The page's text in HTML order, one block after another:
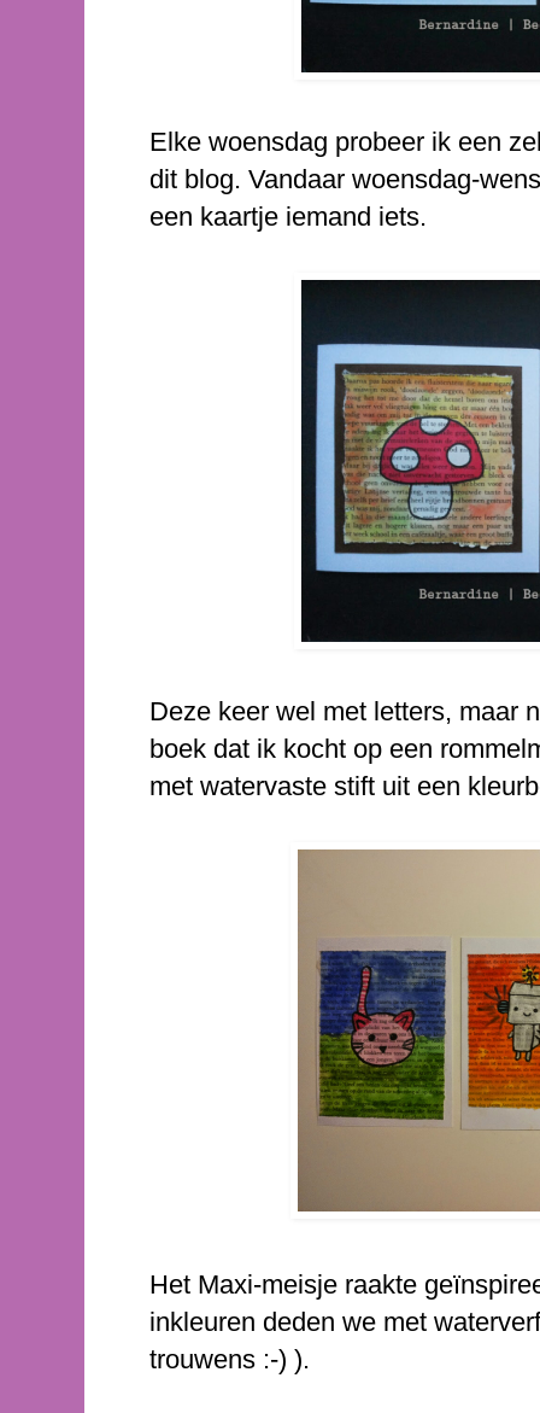
Elke woensdag probeer ik een
dit blog. Vandaar woensdag-
een kaartje iemand iets.
Deze keer wel met letters, maar
boek dat ik kocht op een
met watervaste stift uit een
Het Maxi-meisje raakte
inkleuren deden we met
trouwens :-) ).